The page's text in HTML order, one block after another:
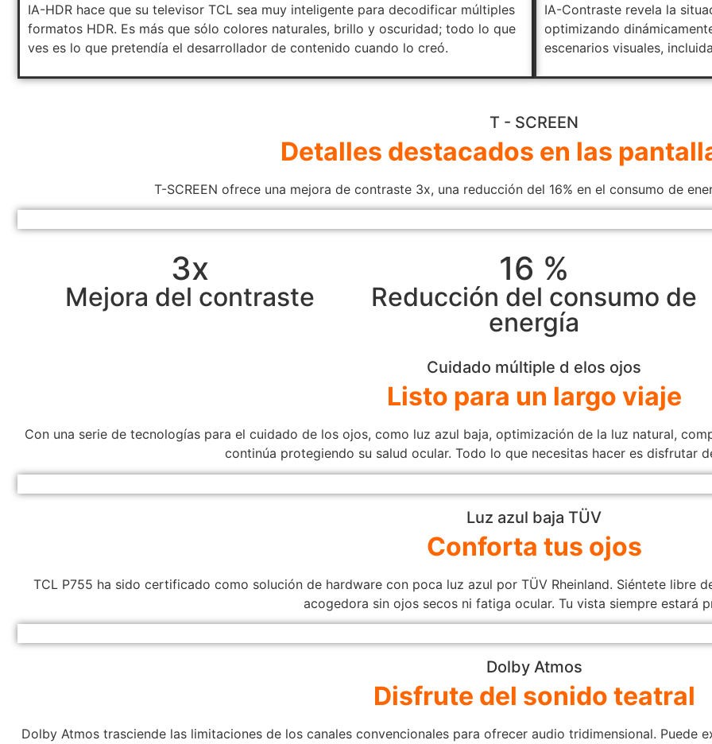
IA-HDR hace que su televisor TCL sea muy inteligente para decodificar múltiples
formatos HDR. Es más que sólo colores naturales, brillo y oscuridad; todo lo que
ves es lo que pretendía el desarrollador de contenido cuando lo creó.
IA-Contraste revela la
optimizando
escenarios visuales,
T - SCREEN
Detalles destacados en las
T-SCREEN ofrece una mejora de contraste 3x, una reducción del 16% en el consumo de
3x
Mejora del contraste
16 %
Reducción del consumo de
energía
Cuidado múltiple d elos ojos
Listo para un largo viaje
Con una serie de tecnologías para el cuidado de los ojos, como luz azul baja, optimización de la luz natural,
continúa protegiendo su salud ocular. Todo lo que necesitas hacer es disfrutar
Luz azul baja TÜV
Conforta tus ojos
TCL P755 ha sido certificado como solución de hardware con poca luz azul por TÜV Rheinland. Siéntete libre
acogedora sin ojos secos ni fatiga ocular. Tu vista siempre estará
Dolby Atmos
Disfrute del sonido teatral
Dolby Atmos trasciende las limitaciones de los canales convencionales para ofrecer audio tridimensional. Puede